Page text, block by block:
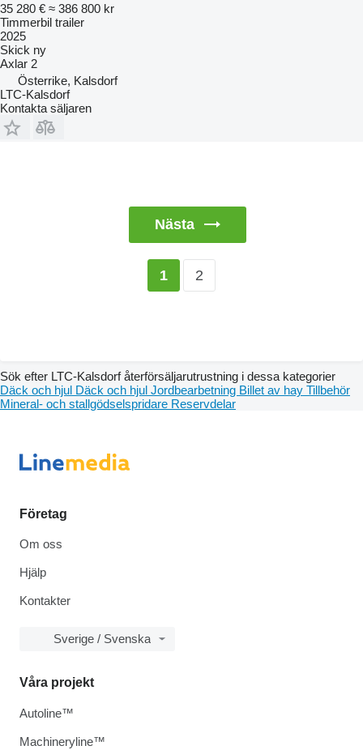
35 280 € ≈ 386 800 kr
Timmerbil trailer
2025
Skick ny
Axlar 2
Österrike, Kalsdorf
LTC-Kalsdorf
Kontakta säljaren
Nästa
1 2
Sök efter LTC-Kalsdorf återförsäljarutrustning i dessa kategorier
Däck och hjul Däck och hjul Jordbearbetning Billet av hay Tillbehör
Mineral- och stallgödselspridare Reservdelar
Företag
Om oss
Hjälp
Kontakter
Sverige / Svenska
Våra projekt
Autoline™
Machineryline™